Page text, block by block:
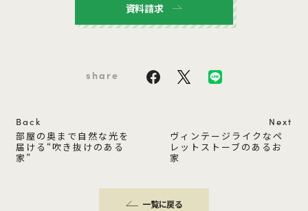
資料請求
share
Back
部屋の奥まで自然な光を
届ける“吹き抜けのある
家”
一覧に戻る
Next
ヴィンテージライクなペ
レットストーブのあるお
家